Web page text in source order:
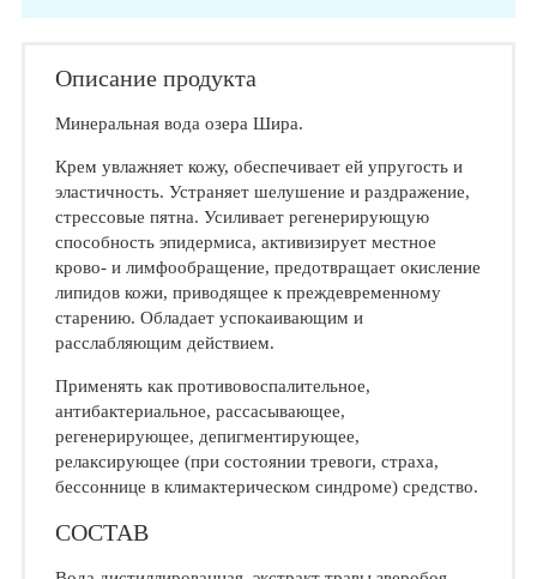
Описание продукта
Минеральная вода озера Шира.
Крем увлажняет кожу, обеспечивает ей упругость и
эластичность. Устраняет шелушение и раздражение,
стрессовые пятна. Усиливает регенерирующую
способность эпидермиса, активизирует местное
крово- и лимфообращение, предотвращает окисление
липидов кожи, приводящее к преждевременному
старению. Обладает успокаивающим и
расслабляющим действием.
Применять как противовоспалительное,
антибактериальное, рассасывающее,
регенерирующее, депигментирующее,
релаксирующее (при состоянии тревоги, страха,
бессоннице в климактерическом синдроме) средство.
СОСТАВ